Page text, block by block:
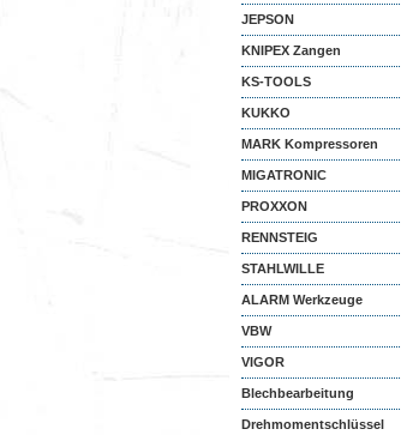
JEPSON
KNIPEX Zangen
KS-TOOLS
KUKKO
MARK Kompressoren
MIGATRONIC
PROXXON
RENNSTEIG
STAHLWILLE
ALARM Werkzeuge
VBW
VIGOR
Blechbearbeitung
Drehmomentschlüssel